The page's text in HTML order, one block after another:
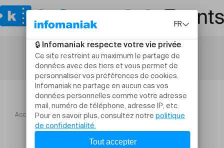
Accueil CYRILLE PÜRRO ET ETIENNE MURITH